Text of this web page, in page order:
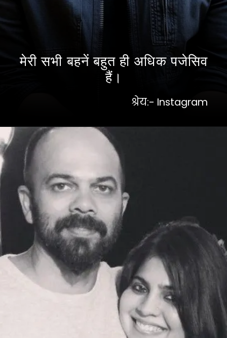
श्रेय:- Instagram
मेरी सभी बहनें बहुत ही अधिक पजेसिव
हैं।